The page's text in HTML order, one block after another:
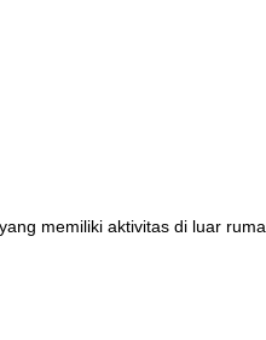
memiliki aktivitas di luar